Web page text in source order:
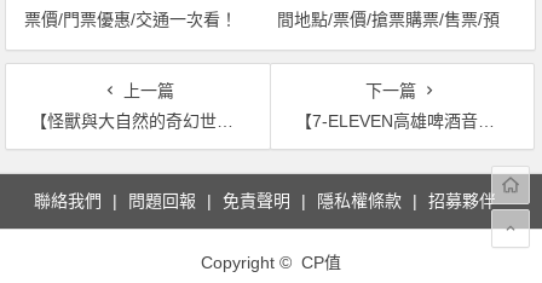
票價/門票優惠/交通一次看！
間地點/票價/搶票購票/售票/預
購，高雄世運登場！
上一篇
【怪獸與大自然的奇幻世界展覽】門票優惠/時間地點，中正紀念堂展出！
下一篇
【7-ELEVEN高雄啤酒音樂節】2024時間/卡司/票價/ibon售票，夢時代登場！
文
導
聯絡我們 問題回報 免責聲明 隱私權條款 招募夥伴
Copyright © CP值